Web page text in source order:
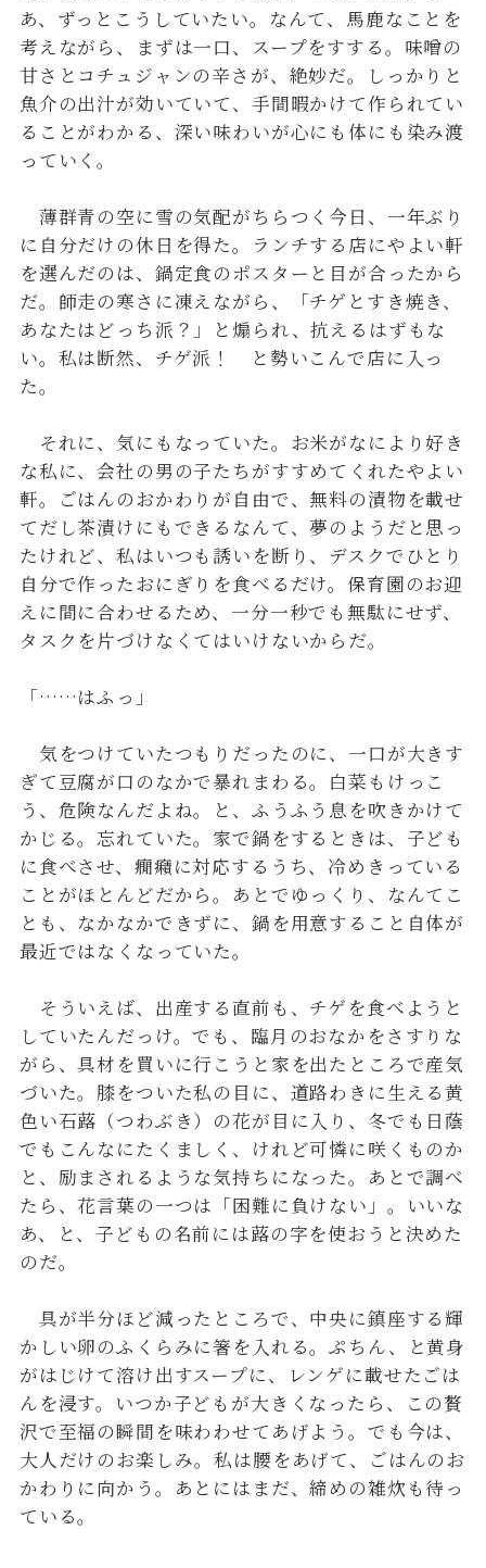
あ、ずっとこうしていたい。なんて、馬鹿なことを
考えながら、まずは一口、スープをすする。味噌の
甘さとコチュジャンの辛さが、絶妙だ。しっかりと
魚介の出汁が効いていて、手間暇かけて作られてい
ることがわかる、深い味わいが心にも体にも染み渡
っていく。
薄群青の空に雪の気配がちらつく今日、一年ぶり
に自分だけの休日を得た。ランチする店にやよい軒
を選んだのは、鍋定食のポスターと目が合ったから
だ。師走の寒さに凍えながら、「チゲとすき焼き、
あなたはどっち派？」と煽られ、抗えるはずもな
い。私は断然、チゲ派！ と勢いこんで店に入っ
た。
それに、気にもなっていた。お米がなにより好き
な私に、会社の男の子たちがすすめてくれたやよい
軒。ごはんのおかわりが自由で、無料の漬物を載せ
てだし茶漬けにもできるなんて、夢のようだと思っ
たけれど、私はいつも誘いを断り、デスクでひとり
自分で作ったおにぎりを食べるだけ。保育園のお迎
えに間に合わせるため、一分一秒でも無駄にせず、
タスクを片づけなくてはいけないからだ。
「……はふっ」
気をつけていたつもりだったのに、一口が大きす
ぎて豆腐が口のなかで暴れまわる。白菜もけっこ
う、危険なんだよね。と、ふうふう息を吹きかけて
かじる。忘れていた。家で鍋をするときは、子ども
に食べさせ、癇癪に対応するうち、冷めきっている
ことがほとんどだから。あとでゆっくり、なんてこ
とも、なかなかできずに、鍋を用意すること自体が
最近ではなくなっていた。
そういえば、出産する直前も、チゲを食べようと
していたんだっけ。でも、臨月のおなかをさすりな
がら、具材を買いに行こうと家を出たところで産気
づいた。膝をついた私の目に、道路わきに生える黄
色い石蕗（つわぶき）の花が目に入り、冬でも日蔭
でもこんなにたくましく、けれど可憐に咲くものか
と、励まされるような気持ちになった。あとで調べ
たら、花言葉の一つは「困難に負けない」。いいな
あ、と、子どもの名前には蕗の字を使おうと決めた
のだ。
具が半分ほど減ったところで、中央に鎮座する輝
かしい卵のふくらみに箸を入れる。ぷちん、と黄身
がはじけて溶け出すスープに、レンゲに載せたごは
んを浸す。いつか子どもが大きくなったら、この贅
沢で至福の瞬間を味わわせてあげよう。でも今は、
大人だけのお楽しみ。私は腰をあげて、ごはんのお
かわりに向かう。あとにはまだ、締めの雑炊も待っ
ている。